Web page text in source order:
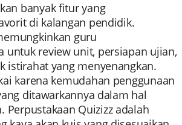
banyak fitur yang
di kalangan pendidik.
guru
untuk review unit, persiapan ujian,
istirahat yang menyenangkan.
karena kemudahan penggunaan
ditawarkannya dalam hal
Perpustakaan Quizizz adalah